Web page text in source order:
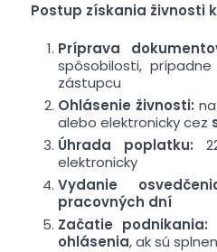
Postup získania živnosti
Príprava
spôsobilosti,
zástupcu
Ohlásenie živnosti:
alebo elektronicky cez
Úhrada poplatku:
elektronicky
Vydanie
pracovných dní
Začatie podnikania:
ohlásenia, ak sú